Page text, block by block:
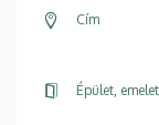
Cím
Épület,